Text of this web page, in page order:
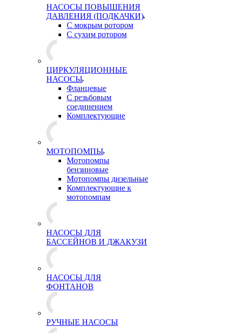
НАСОСЫ ПОВЫШЕНИЯ
ДАВЛЕНИЯ (ПОДКАЧКИ)
С мокрым ротором
С сухим ротором
ЦИРКУЛЯЦИОННЫЕ
НАСОСЫ
Фланцевые
С резьбовым
соединением
Комплектующие
МОТОПОМПЫ
Мотопомпы
бензиновые
Мотопомпы дизельные
Комплектующие к
мотопомпам
НАСОСЫ ДЛЯ
БАССЕЙНОВ И ДЖАКУЗИ
НАСОСЫ ДЛЯ
ФОНТАНОВ
РУЧНЫЕ НАСОСЫ